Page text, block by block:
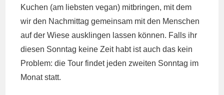
Ku­chen (am liebs­ten vegan) mit­brin­gen, mit dem
wir den Nach­mit­tag ge­mein­sam mit den Men­schen
auf der Wiese aus­klin­gen las­sen kön­nen. Falls ihr
die­sen Sonn­tag keine Zeit habt ist auch das kein
Pro­blem: die Tour fin­det jeden zwei­ten Sonn­tag im
Monat statt.